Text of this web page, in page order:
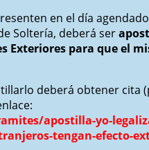
en el día
Soltería, deberá ser
Exteriores para que el
deberá obtener cita
apostilla-yo-
tengan-efecto-